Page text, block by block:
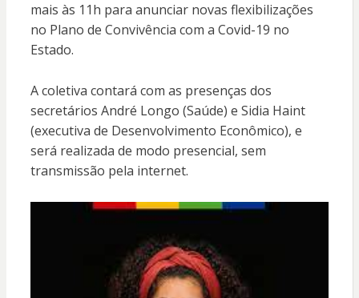
mais às 11h para anunciar novas flexibilizações
no Plano de Convivência com a Covid-19 no
Estado.
A coletiva contará com as presenças dos
secretários André Longo (Saúde) e Sidia Haint
(executiva de Desenvolvimento Econômico), e
será realizada de modo presencial, sem
transmissão pela internet.